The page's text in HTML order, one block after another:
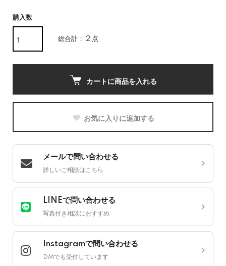
購入数
総合計： 2 点
カートに商品を入れる
お気に入りに追加する
メールで問い合わせる
詳しいご相談はこちら
LINEで問い合わせる
写真付き相談におすすめ
Instagramで問い合わせる
DMでも受付しています